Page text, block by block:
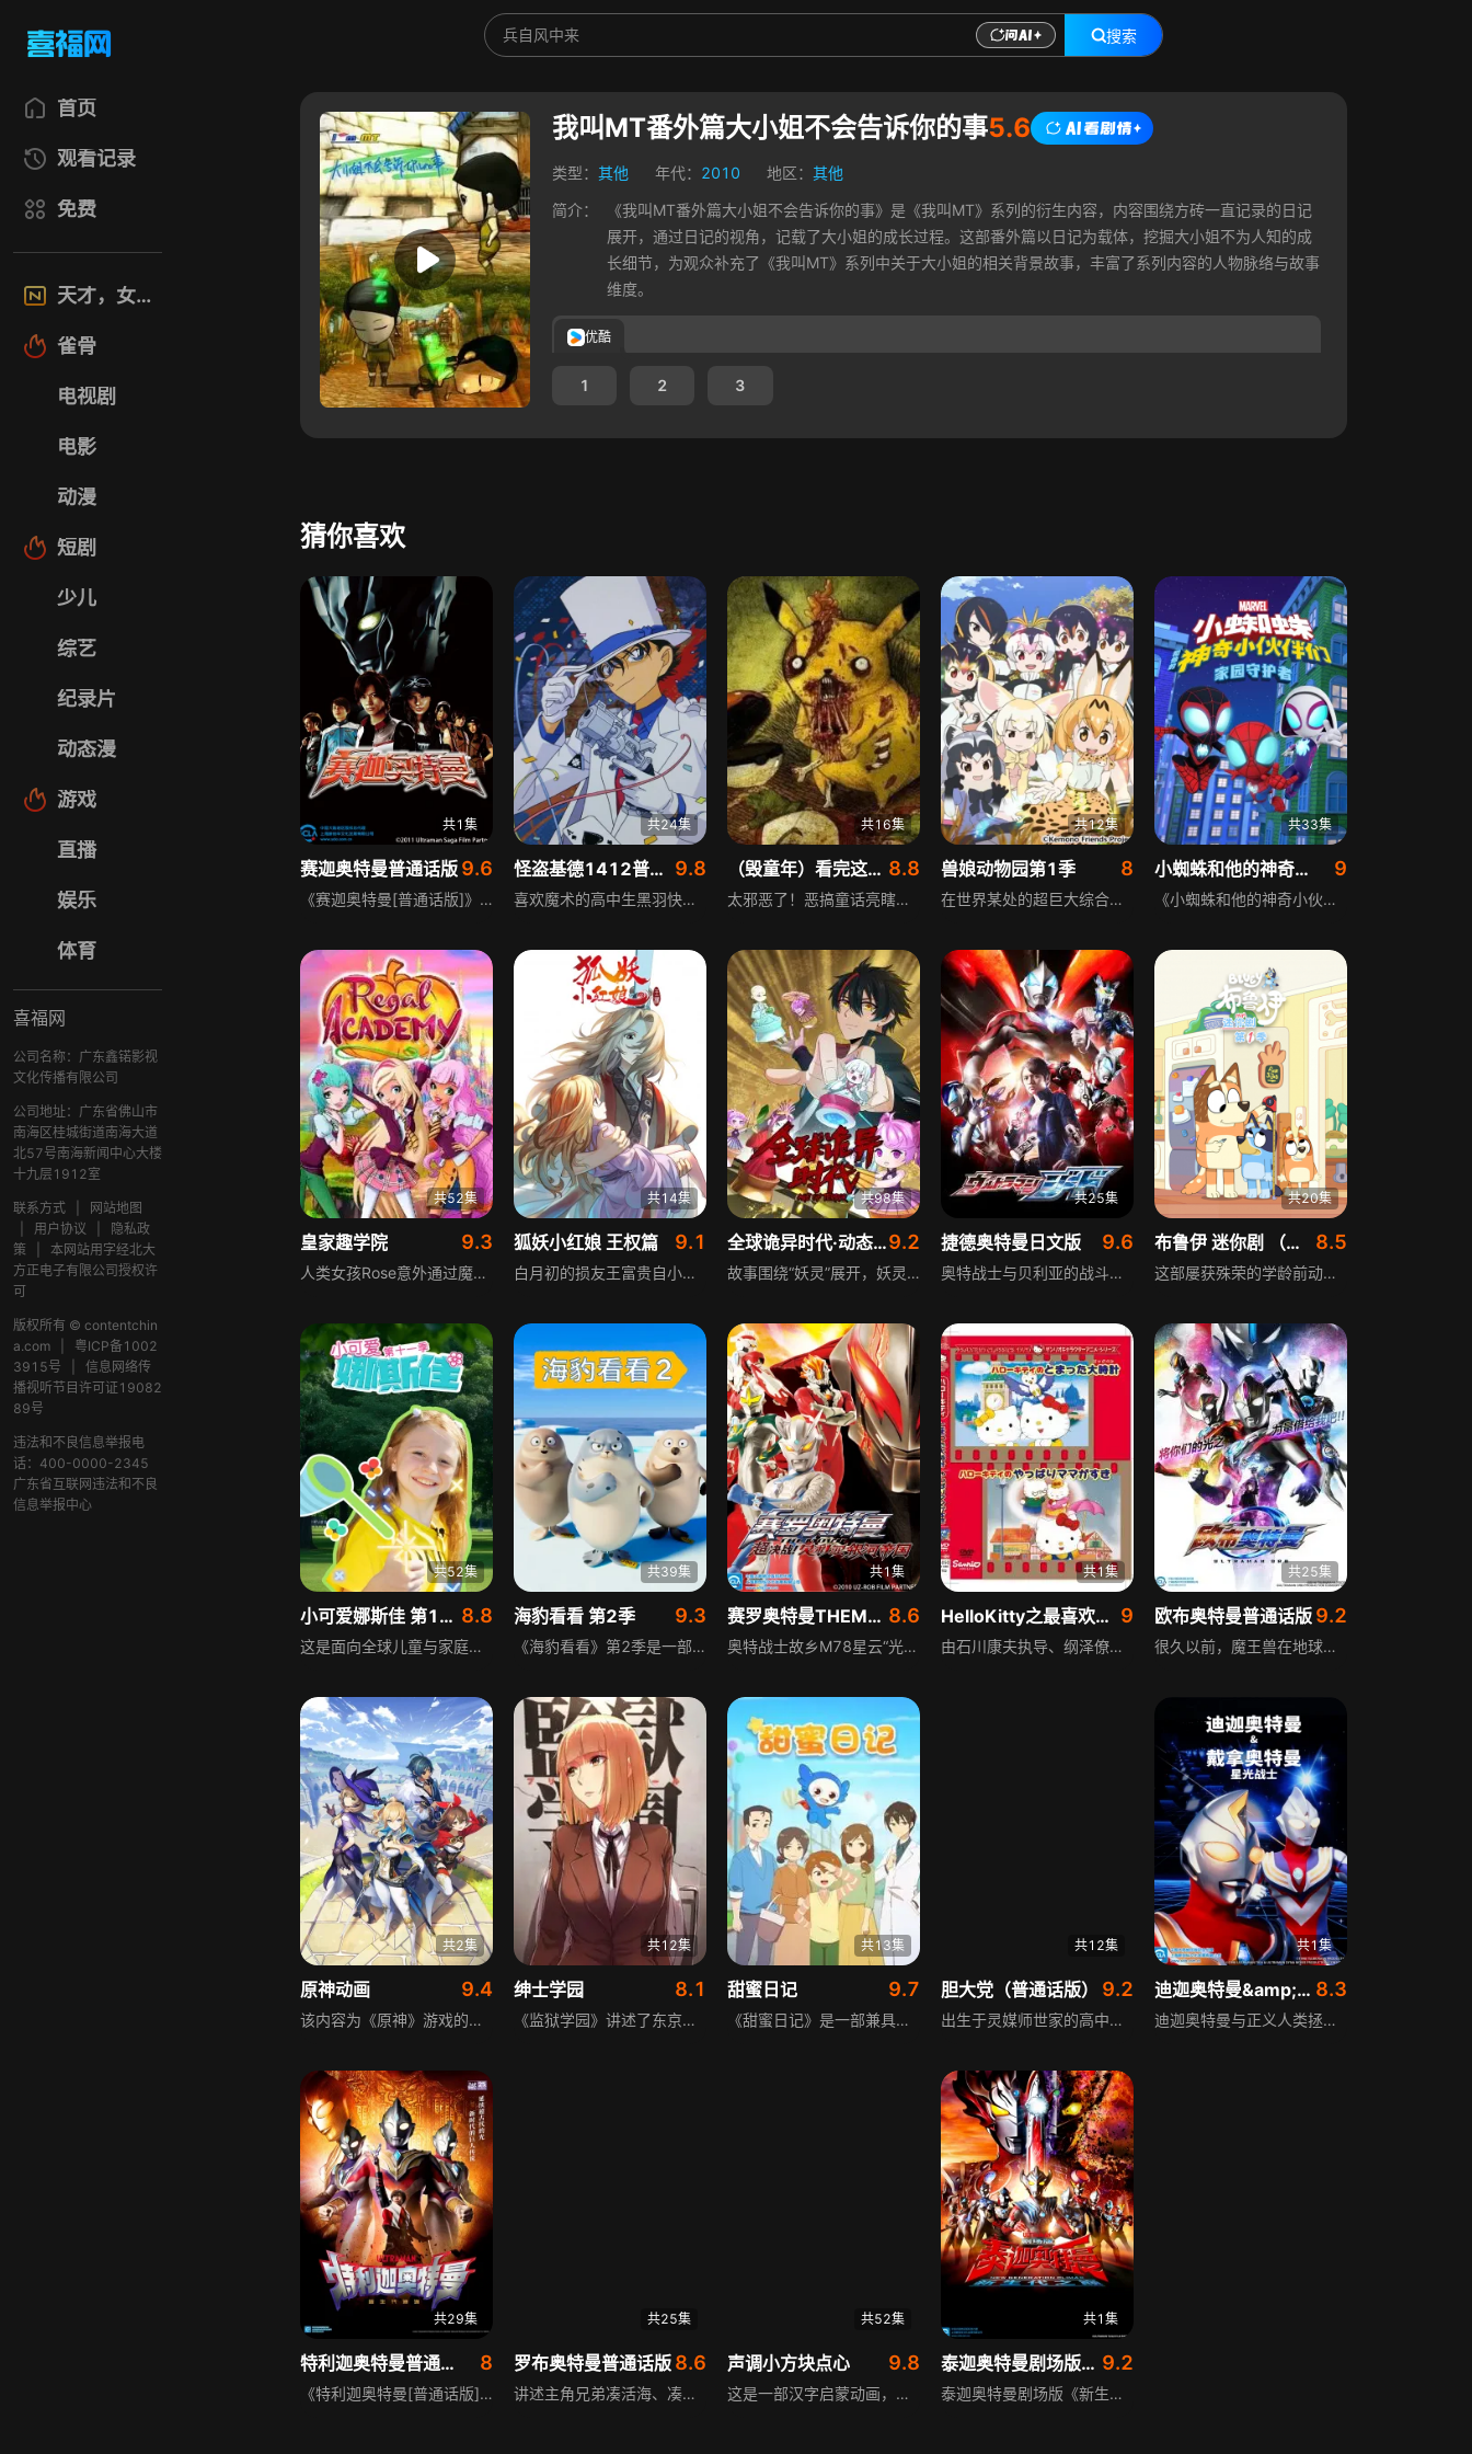
搜索
首页
观看记录
免费
天才，女友
雀骨
电视剧
电影
动漫
短剧
少儿
综艺
纪录片
动态漫
游戏
直播
娱乐
体育
喜福网
公司名称：广东鑫锘影视
文化传播有限公司
公司地址：广东省佛山市
南海区桂城街道南海大道
北57号南海新闻中心大楼
十九层1912室
联系方式
网站地图
用户协议
隐私政
策
本网站用字经北大
方正电子有限公司授权许
可
版权所有 © contentchin
a.com
粤ICP备1002
3915号
信息网络传
播视听节目许可证19082
89号
违法和不良信息举报电
话：400-0000-2345
广东省互联网违法和不良
信息举报中心
我叫MT番外篇大小姐不会告诉你的事5.6
类型： 其他 年代： 2010 地区： 其他
简介：
《我叫MT番外篇大小姐不会告诉你的事》是《我叫MT》系列的衍生内容，内容围绕方砖一直记录的日记
展开，通过日记的视角，记载了大小姐的成长过程。这部番外篇以日记为载体，挖掘大小姐不为人知的成
长细节，为观众补充了《我叫MT》系列中关于大小姐的相关背景故事，丰富了系列内容的人物脉络与故事
维度。
优酷
1 2 3
猜你喜欢
共1集
赛迦奥特曼普通话版 9.6
《赛迦奥特曼[普通话版]》是一部经典奥特曼科幻特摄剧，讲述地球遭百特星人入侵，人类失踪，地球沦为怪兽兵器实验场，仅少数孩子幸存，7位女性组成U小队对抗敌人，戴拿、高斯、赛罗奥特曼相继来到地球，大贺希与赛罗一心同体，百特星人欲催生最强怪兽超级芝顿，地球存亡之战即将开启。
共24集
怪盗基德1412普通话版 9.8
喜欢魔术的高中生黑羽快斗，在房间密室发现怪盗基德的服装，后从父亲助手寺井黄之助口中得知父亲是怪盗基德且被暗杀，为找杀父仇人，快斗以第二代怪盗基德身份调查，活动中与杀父仇人神秘组织相遇，故事正式展开。
共16集
（毁童年）看完这个你的童年就毁了 8.8
太邪恶了！恶搞童话亮瞎眼！内容以恶搞经典童话为核心，通过夸张、颠覆的方式重新演绎童话，打破传统童话的美好印象，适合喜欢另类、恶搞风格内容的观众。
共12集
兽娘动物园第1季 8
在世界某处的超巨大综合动物园Japari Park，神秘物质Sandstar让动物们变身成拥有人类姿态的兽娘，她们和来访的人们热闹游玩。某天，动物园出现了一个迷路的孩子，本为回家的旅途因兽娘们的加入，变成了一场充满未知的大冒险。该动画由八百万制作，伊佐佳久执导，多位声优担任主要配音，改编自韩国游戏公司Nexon2015年推出的手机游戏，于2017年1月10日播出。
共33集
小蜘蛛和他的神奇小伙伴们:家园守护者 英文版 9
《小蜘蛛和他的神奇小伙伴们:家园守护者 英文版》是一部充满正能量的少儿超级英雄动画。小蜘蛛彼得和他的好伙伴迈尔斯、格温组成了蜘蛛小队，平日里他们与梅姨一起愉快相处，一旦出现意外情况，就会立刻变身成为蜘蛛侠，集体出动。他们发挥各自超强的能力和智慧，与电光人、绿魔、沙人等反派势力对抗，维持城市的正常运转，救整座城市于水火之中。
共52集
皇家趣学院 9.3
人类女孩Rose意外通过魔法钥匙进入童话世界，进入皇家趣学院学习，她结识了长发公主、野兽、白雪公主等一众童话人物的后代，逐渐发现自己是仙履奇缘主角的孙女。她和同学们一起学习魔法、参与飞龙骑行等冒险，共同守护童话世界，同时慢慢解开自己的身世之谜。
共14集
狐妖小红娘 王权篇 9.1
白月初的损友王富贵自小便知晓自己是天才道盟兵人王权富贵的转世，与蜘蛛精清瞳有着宿世之缘。上一世他为获自由不惜身受万剑穿心，这一世也不愿屈服命运，努力寻找冲破束缚的方法。与此同时，晋升为正式红线仙的苏苏需找到专属道具“天书”，而天书也被想完成续缘的蜘蛛精盯上，双方展开激斗，战斗中白月初和苏苏意外得知，他们的相遇是身份不凡的注定。
共98集
全球诡异时代·动态漫9.2
故事围绕“妖灵”展开，妖灵最初仅出现在小范围灵异事件中，有无害善灵也有危险恶灵。一百年前恶灵大量增长，肆意屠杀人类，人类数量锐减挣扎求生，直到拥有妖气潜力、能操纵妖灵对抗恶灵的御灵师出现。在收容所长大的少年林风和他的妖灵童童，在这波诡云谲的时代，将面临诸多未知的机遇与危险，他们的命运也充满变数。
共25集
捷德奥特曼日文版 9.6
奥特战士与贝利亚的战斗作为传说流传，六年前地球出现怪兽，混乱平息后人们过着和平日子。主人公朝仓陆不知双亲，儿时遇见佩嘉萨星人佩嘉，住星云庄，是崇拜英雄的普通青少年。某天六年前的怪兽再现，小陆和佩嘉意外发现地底秘密基地，拿到奥特胶囊变身捷德奥特曼，他外形酷似贝利亚，之后怪兽接连出现，目标是利特鲁之星，背后有贝利亚的阴谋，赛罗奥特曼来到地球，继承贝利亚遗传基因的小陆为成为真正英雄展开战斗。
共20集
布鲁伊 迷你剧 （普通话版） 第1季 8.5
这部屡获殊荣的学龄前动画风靡全球，深受孩子与家长喜爱，如今以全新形式回归。布鲁伊一家将在新剧集中延续幽默与智慧，用更贴近现代观众的方式展现温馨家庭生活。故事围绕充满想象力的澳大利亚牧牛犬布鲁伊和妹妹宾果展开，她们总爱设计天马行空的游戏，通过角色扮演探索成人世界。这部短小精悍又妙趣横生的迷你剧里，布鲁伊和宾果将与新老朋友一起，开启一系列欢乐的迷你冒险，包含玛芬的“开箱”视频、趣味架子鼓游戏、棕熊的森林奇遇、宾果的奇幻之旅、三只小猪睡前故事，以及梦幻小屋的幕后花絮等精彩内容。
共52集
小可爱娜斯佳 第11季 8.8
这是面向全球儿童与家庭的内容，围绕娜斯佳和她的父母展开，记录他们玩耍、学习、唱歌、探索及分享生活经历的日常，内容涵盖歌曲、数字、自然、颜色、形状、动物等知识，还包含健康饮食、洗手、交友等生活技能，陪伴儿童成长。
共39集
海豹看看 第2季 9.3
《海豹看看》第2季是一部无语言的3D动画，讲述一群海豹在地球尽头相遇的故事。全片无台词，完全依靠海豹们生动的动作、丰富的表情来演绎幽默搞笑的情景，没有复杂的剧情设定，风格轻松治愈。该动画不受语言限制，跨越区域与国际，适合各个年龄阶段的群体观看，无论是孩童还是成年人，都能通过简单有趣的画面获得欢乐，是一部适合全年龄段的轻松动画作品。
共1集
赛罗奥特曼THEMOVIE超决战贝利亚银河帝国普通话版 8.6
奥特战士故乡M78星云“光之国”遭神秘敌人袭击，赛罗奥特曼因过于自信差点失手，在父亲赛文帮助下突围灭敌。为弥补草率，他戴奥特手镯独自探查敌人身份，途中与青年岚、小治相遇，与岚合体后得知幕后黑手是复活的银河皇帝贝利亚，一场超决战即将展开。
共1集
HelloKitty之最喜欢妈妈 9
由石川康夫执导、纲泽僚担任音乐制作的儿童动画，围绕HelloKitty的日常展开，以温馨治愈的风格讲述她与妈妈的互动故事，通过贴近儿童认知的情节传递亲情的温暖，适合低龄儿童观看，兼具趣味性与教育意义。
共25集
欧布奥特曼普通话版 9.2
很久以前，魔王兽在地球肆虐，奥特英雄们将其封印令地球恢复和平。时光流逝，为保护地球，光之战士欧布奥特曼以流浪青年红凯的身份来到地球，他借助欧布圆环将奥特英雄封印魔王兽的力量化为奥特融合卡，通过双重读取卡片实现融合升越，与复活的魔王兽战斗并不断获得新力量。
共2集
原神动画 9.4
该内容为《原神》游戏的衍生动画，是游戏角色钟离的演示内容，主题为「听书人」，以动画形式展现了钟离的相关形象与故事风格，为游戏IP的衍生影视内容，吸引游戏爱好者与动画观众了解该角色的相关设定与故事背景。
共12集
绅士学园 8.1
《监狱学园》讲述了东京郊外私立八光学园的故事，这所原本为培养大小姐的贵族学校，从公元2011年4月开始正式改为男女合校，首批入学的男子仅有五个人。他们并非全员都帅得一塌糊涂能迷倒众生，甚至相貌属于很不起眼的类型。在身处周围1000位女生的女校范围内，这些男子能否克制住自己蓬勃的青春欲望？主人公藤野清志等人的命运究竟如何？故事围绕这群男生在女校的校园生活展开，充满了各类搞笑又充满冲突的情节。
共13集
甜蜜日记 9.7
《甜蜜日记》是一部兼具科普与治愈的动画，涵盖I型糖尿病的各类知识与应对措施。讲述患病儿童乐乐在医生、家人的细心帮助下，积极面对、勇敢对抗疾病的生活日常，还有控糖精灵糖小超的助力，陪伴他健康快乐成长，传递科学治疗的理念与积极乐观的生活态度。
共12集
胆大党（普通话版） 9.2
出生于灵媒师世家的高中女生小桃，与同年级热爱神秘学的厄卡伦是同学，小桃出手救了被欺负的厄卡伦，两人成为朋友。“相信幽灵不信UFO”的小桃和“相信UFO不信幽灵”的厄卡伦起了争执，两人分别前往UFO出没的医院废墟和灵异隧道，遭遇超出理解的怪异，紧要关头小桃觉醒能力，厄卡伦获得诅咒之力，两人携手挑战怪异，开启超能力战斗与青春故事。
共1集
迪迦奥特曼&amp;戴拿奥特曼 星光战士 普通话版 8.3
迪迦奥特曼与正义人类拯救地球后，人类文明与科技走向宇宙，新领域时代开启人类对未知的开拓，可新的邪恶力量也向光明反扑，寂静星空再度被打破，人类又临危机。月球战斗中，超级胜利队和戴拿奥特曼迎击怪兽格朗达，在TPC战舰普罗米修斯支援下击倒格朗达，随后莫内拉星人夺取普罗米修斯改造成魔神戴斯法萨，还合体成莫内拉皇后捕获戴拿，危急时刻迪迦奥特曼出现。
共29集
特利迦奥特曼普通话版 8
《特利迦奥特曼[普通话版]》是特摄动画作品，故事始于3000万年前，黑暗力量曾让世界陷入恐惧，光之巨人将黑暗封印后陷入长眠。时光流转，地球和平同盟TPU组建精英胜利队，生活在火星的植物学家真中剑悟，因重复做关于神秘巨人的噩梦苦恼，后在黑暗来袭时，与光之巨人特利迦相遇。
共25集
罗布奥特曼普通话版 8.6
讲述主角兄弟凑活海、凑勇海与高中生妹妹、开精品店的父亲共同生活，某日兄弟俩获得罗布回旋闪光和罗布水晶，哥哥变身为火元素之力的罗索奥特曼，弟弟变身为水元素之力的布鲁奥特曼。这是一部描写兄弟争吵磨合、共同成长、挑战强敌的特摄作品，同时也是围绕兄弟展开的家庭主题连续剧，充满热血与温情。
共52集
声调小方块点心 9.8
这是一部汉字启蒙动画，共52集，每集时长约一分钟，通过拟人化的小方块点心形象，将汉字赋予独特性格，融入声调学习，让孩子在轻松氛围中掌握汉字读音与声调，感受汉字文化的魅力。
共1集
泰迦奥特曼剧场版新生代之巅普通话版 9.2
泰迦奥特曼剧场版《新生代之巅》普通话版，讲述TV系列幕后黑手托雷基亚败给泰迦后，体内封印的邪神魔兽格里姆德逃出，托雷基亚设计引来泰迦父亲泰罗奥特曼，阴谋得逞让泰罗坠入黑暗，恶人协会盯上伊吉斯的优幸，新生代奥特战士纷纷赶来地球帮忙，一场世纪大战即将展开。